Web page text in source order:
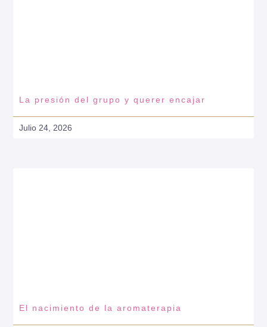
La presión del grupo y querer encajar
Julio 24, 2026
El nacimiento de la aromaterapia